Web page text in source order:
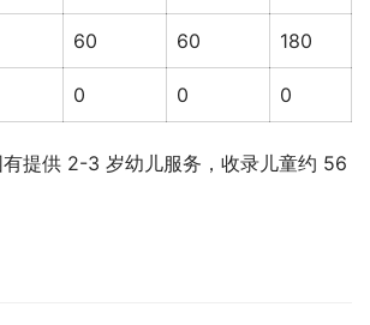
60 60 180
0 0 0
提供 2-3 岁幼儿服务，收录儿童约 56